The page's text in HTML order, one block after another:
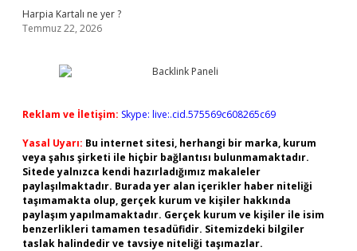
Harpia Kartalı ne yer ?
Temmuz 22, 2026
Reklam ve İletişim: Skype: live:.cid.575569c608265c69
Yasal Uyarı: Bu internet sitesi, herhangi bir marka, kurum
veya şahıs şirketi ile hiçbir bağlantısı bulunmamaktadır.
Sitede yalnızca kendi hazırladığımız makaleler
paylaşılmaktadır. Burada yer alan içerikler haber niteliği
taşımamakta olup, gerçek kurum ve kişiler hakkında
paylaşım yapılmamaktadır. Gerçek kurum ve kişiler ile isim
benzerlikleri tamamen tesadüfidir. Sitemizdeki bilgiler
taslak halindedir ve tavsiye niteliği taşımazlar.